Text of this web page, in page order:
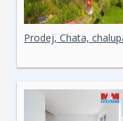
Prodej, Chata,